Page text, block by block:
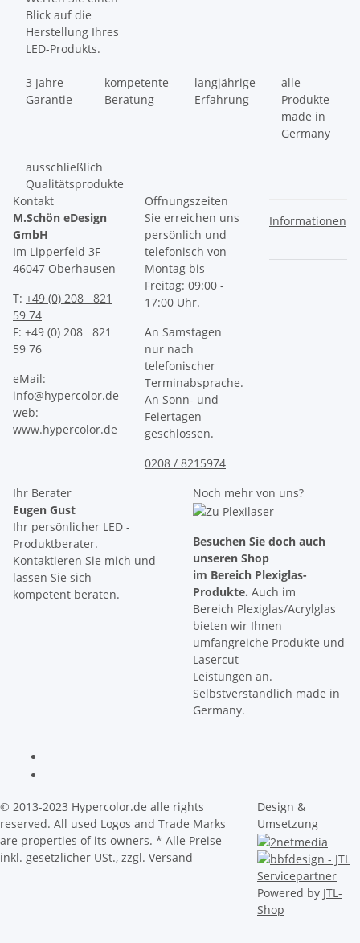
Blick auf die
Herstellung Ihres
LED-Produkts.
3 Jahre
Garantie
kompetente
Beratung
langjährige
Erfahrung
alle
Produkte
made in
Germany
ausschließlich
Qualitätsprodukte
Kontakt
M.Schön eDesign
GmbH
Im Lipperfeld 3F
46047 Oberhausen
T: +49 (0) 208 821
59 74
F: +49 (0) 208 821
59 76
eMail:
info@hypercolor.de
web:
www.hypercolor.de
Öffnungszeiten
Sie erreichen uns
persönlich und
telefonisch von
Montag bis
Freitag: 09:00 -
17:00 Uhr.
An Samstagen
nur nach
telefonischer
Terminabsprache.
An Sonn- und
Feiertagen
geschlossen.
0208 / 8215974
Informationen
Ihr Berater
Eugen Gust
Ihr persönlicher LED -
Produktberater.
Kontaktieren Sie mich und
lassen Sie sich
kompetent beraten.
Noch mehr von uns?
Besuchen Sie doch auch
unseren Shop
im Bereich Plexiglas-
Produkte. Auch im
Bereich Plexiglas/Acrylglas
bieten wir Ihnen
umfangreiche Produkte und
Lasercut
Leistungen an.
Selbstverständlich made in
Germany.
© 2013-2023 Hypercolor.de alle rights
reserved. All used Logos and Trade Marks
are properties of its owners. * Alle Preise
inkl. gesetzlicher USt., zzgl. Versand
Design &
Umsetzung
Powered by JTL-
Shop